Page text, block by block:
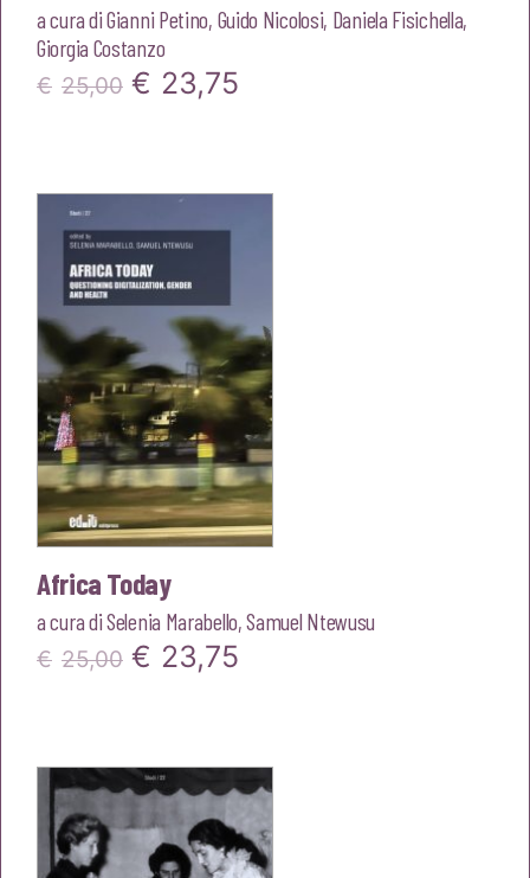
a cura diGianni Petino, Guido Nicolosi, Daniela Fisichella,
Giorgia Costanzo
€ 25,00 Il
era:
€25,00.
€ 23,75
Africa Today
a cura diSelenia Marabello,Samuel Ntewusu
€ 25,00 Il
era:
€25,00.
€ 23,75
è:
€23,75.